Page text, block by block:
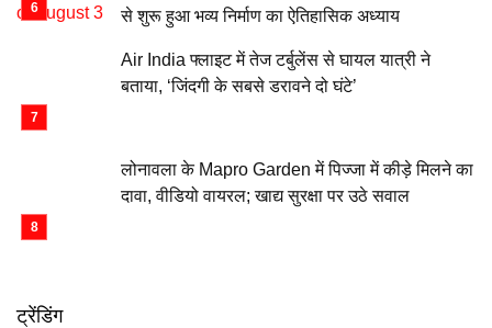
से शुरू हुआ भव्य निर्माण का ऐतिहासिक अध्याय
Air India फ्लाइट में तेज टर्बुलेंस से घायल यात्री ने
बताया, ‘जिंदगी के सबसे डरावने दो घंटे’
लोनावला के Mapro Garden में पिज्जा में कीड़े मिलने का
दावा, वीडियो वायरल; खाद्य सुरक्षा पर उठे सवाल
ट्रेंडिंग